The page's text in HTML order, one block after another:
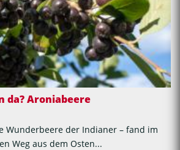
da? Aroniabeere
Wunderbeere der Indianer – fand im
Weg aus dem Osten...